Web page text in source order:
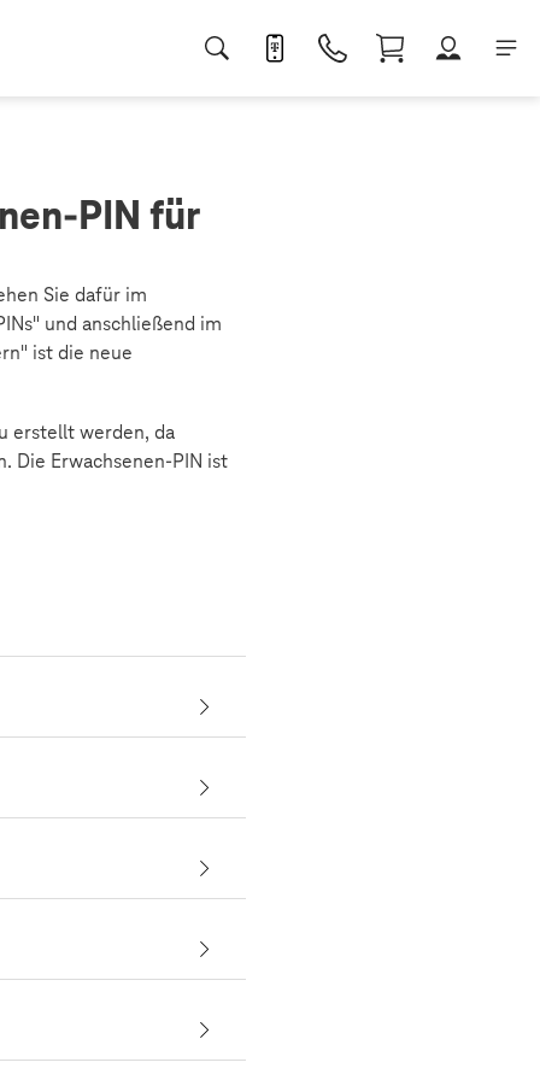
PIN für
Sie dafür im
und anschließend im
ist die neue
erstellt werden, da
Die Erwachsenen-PIN ist